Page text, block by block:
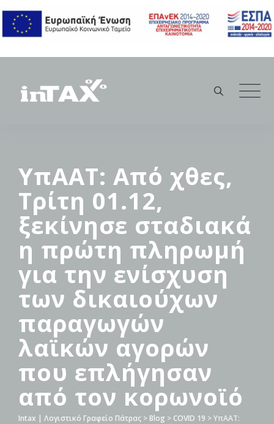
content
ΥπΑΑΤ: Από χθες,
Τρίτη 01.12,
ξεκίνησε σταδιακά
η πρώτη πληρωμή
για την ενίσχυση
των δικαιούχων
παραγωγών
λαϊκών αγορών
που επλήγησαν
από τον κορωνοϊό
Intax | Λογιστικό Γραφείο Πάτρας > Blog > COVID 19 >ΥπΑΑΤ: